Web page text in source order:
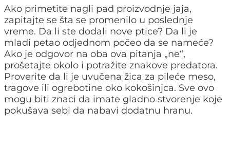
Ako primetite nagli pad proizvodnje jaja,
zapitajte se šta se promenilo u poslednje
vreme. Da li ste dodali nove ptice? Da li je
mladi petao odjednom počeo da se nameće?
Ako je odgovor na oba ova pitanja „ne“,
prošetajte okolo i potražite znakove predatora.
Proverite da li je uvučena žica za pileće meso,
tragove ili ogrebotine oko kokošinjca. Sve ovo
mogu biti znaci da imate gladno stvorenje koje
pokušava sebi da nabavi dodatnu hranu.